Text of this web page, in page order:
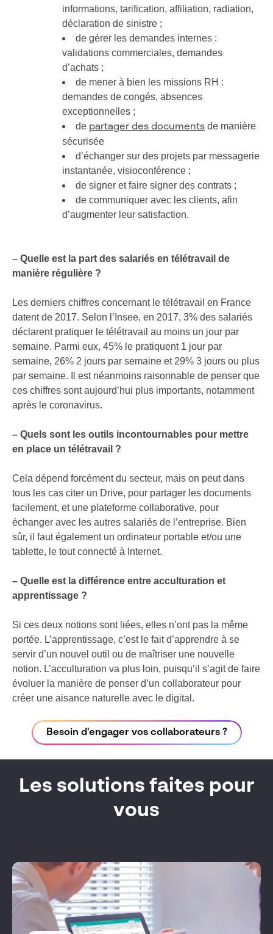
informations, tarification, affiliation, radiation,
déclaration de sinistre ;
de gérer les demandes internes :
validations commerciales, demandes
d’achats ;
de mener à bien les missions RH :
demandes de congés, absences
exceptionnelles ;
de partager des documents de manière
sécurisée
d’échanger sur des projets par messagerie
instantanée, visioconférence ;
de signer et faire signer des contrats ;
de communiquer avec les clients, afin
d’augmenter leur satisfaction.
– Quelle est la part des salariés en télétravail de
manière régulière ?
Les derniers chiffres concernant le télétravail en France
datent de 2017. Selon l’Insee, en 2017, 3% des salariés
déclarent pratiquer le télétravail au moins un jour par
semaine. Parmi eux, 45% le pratiquent 1 jour par
semaine, 26% 2 jours par semaine et 29% 3 jours ou plus
par semaine. Il est néanmoins raisonnable de penser que
ces chiffres sont aujourd’hui plus importants, notamment
après le coronavirus.
– Quels sont les outils incontournables pour mettre
en place un télétravail ?
Cela dépend forcément du secteur, mais on peut dans
tous les cas citer un Drive, pour partager les documents
facilement, et une plateforme collaborative, pour
échanger avec les autres salariés de l’entreprise. Bien
sûr, il faut également un ordinateur portable et/ou une
tablette, le tout connecté à Internet.
– Quelle est la différence entre acculturation et
apprentissage ?
Si ces deux notions sont liées, elles n’ont pas la même
portée. L’apprentissage, c’est le fait d’apprendre à se
servir d’un nouvel outil ou de maîtriser une nouvelle
notion. L’acculturation va plus loin, puisqu’il s’agit de faire
évoluer la manière de penser d’un collaborateur pour
créer une aisance naturelle avec le digital.
Besoin d'engager vos collaborateurs ?
Les solutions faites pour
vous